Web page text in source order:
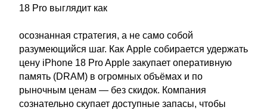
18 Pro выглядит как
осознанная стратегия, а не само собой
разумеющийся шаг. Как Apple собирается удержать
цену iPhone 18 Pro Apple закупает оперативную
память (DRAM) в огромных объёмах и по
рыночным ценам — без скидок. Компания
сознательно скупает доступные запасы, чтобы